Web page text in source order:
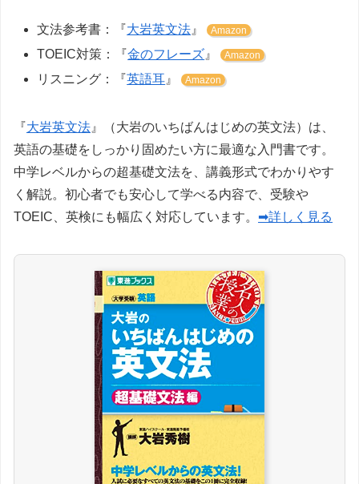
文法参考書：『大岩英文法 』 Amazon
TOEIC対策：『金のフレーズ 』 Amazon
リスニング：『英語耳 』 Amazon
『大岩英文法 』（大岩のいちばんはじめの英文法）は、
英語の基礎をしっかり固めたい方に最適な入門書です。
中学レベルからの超基礎文法を、講義形式でわかりやす
く解説。初心者でも安心して学べる内容で、受験や
TOEIC、英検にも幅広く対応しています。 ➡詳しく見る